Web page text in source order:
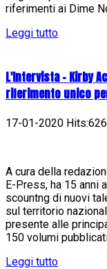
riferimenti ai Dime
Leggi tutto
L'Intervista - Kirby
riferimento unico
17-01-2020
A cura della
E-Press, ha 15 anni
scountng di nuovi
sul territorio
presente alle
150 volumi
Leggi tutto